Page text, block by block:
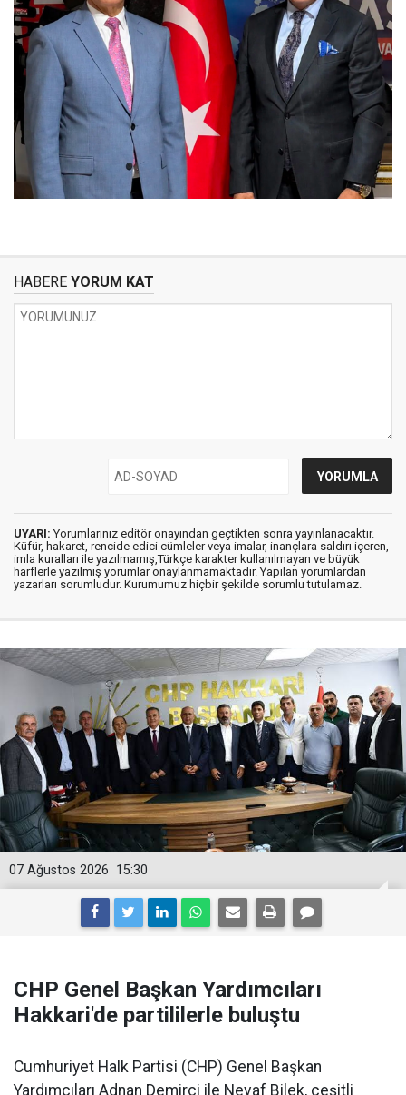
HABERE YORUM KAT
UYARI: Yorumlarınız editör onayından geçtikten sonra yayınlanacaktır.
Küfür, hakaret, rencide edici cümleler veya imalar, inançlara saldırı içeren,
imla kuralları ile yazılmamış,Türkçe karakter kullanılmayan ve büyük
harflerle yazılmış yorumlar onaylanmamaktadır. Yapılan yorumlardan
yazarları sorumludur. Kurumumuz hiçbir şekilde sorumlu tutulamaz.
15:30
07 Ağustos 2026
CHP Genel Başkan Yardımcıları
Hakkari'de partililerle buluştu
Cumhuriyet Halk Partisi (CHP) Genel Başkan
Yardımcıları Adnan Demirci ile Nevaf Bilek, çeşitli